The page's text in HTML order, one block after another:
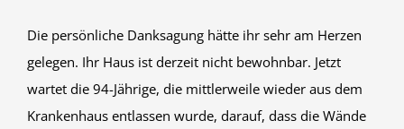
Die persönliche Danksagung hätte ihr sehr am Herzen
gelegen. Ihr Haus ist derzeit nicht bewohnbar. Jetzt
wartet die 94-Jährige, die mittlerweile wieder aus dem
Krankenhaus entlassen wurde, darauf, dass die Wände